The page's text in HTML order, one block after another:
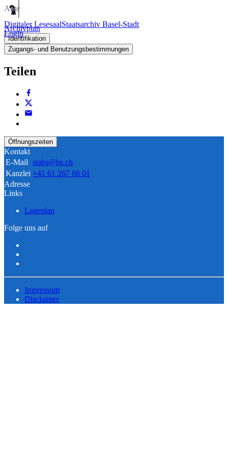
Digitaler LesesaalStaatsarchiv Basel-Stadt
Login
Akte
Archivplan
Identifikation
Zugangs- und Benutzungsbestimmungen
Teilen
Öffnungszeiten
Kontakt
E-Mail stabs@bs.ch
Kanzlei +41 61 267 86 01
Adresse
Links
Lageplan
Folge uns auf
Impressum
Disclaimer